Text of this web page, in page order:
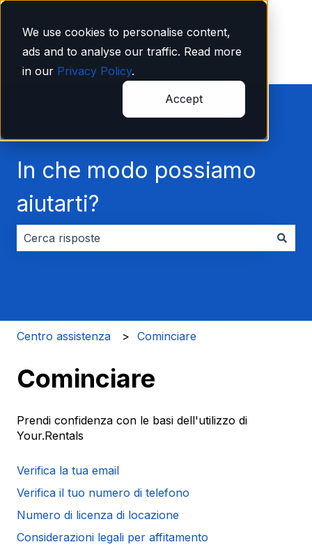
We use cookies to personalise content,
ads and to analyse our traffic. Read more
in our Privacy Policy.
Accept
In che modo possiamo
aiutarti?
Centro assistenza Cominciare
Cominciare
Prendi confidenza con le basi dell'utilizzo di
Your.Rentals
Verifica la tua email
Verifica il tuo numero di telefono
Numero di licenza di locazione
Considerazioni legali per affitamento